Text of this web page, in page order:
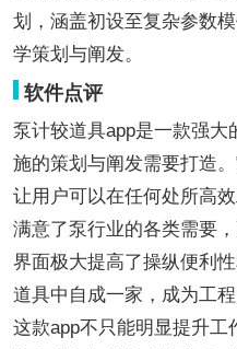
划，涵盖初设至复杂参数
学策划与阐发。
软件点评
泵计较道具app是一款强大
施的策划与阐发需要打造
让用户可以在任何处所高
满意了泵行业的各类需要
界面极大提高了操纵便利
道具中自成一家，成为工
这款app不只能明显提升工